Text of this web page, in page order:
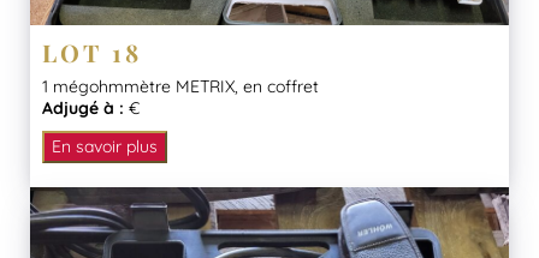
LOT 18
1 mégohmmètre METRIX, en coffret
Adjugé à : €
En savoir plus